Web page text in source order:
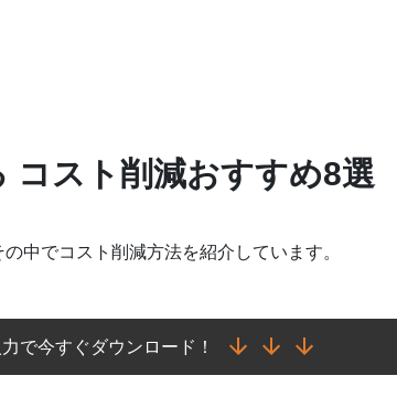
コスト削減おすすめ8選
中でコスト削減方法を紹介しています。
で今すぐダウンロード！